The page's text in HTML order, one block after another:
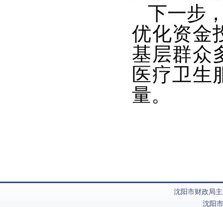
下一步
优化资金
基层群众
医疗卫生
量。